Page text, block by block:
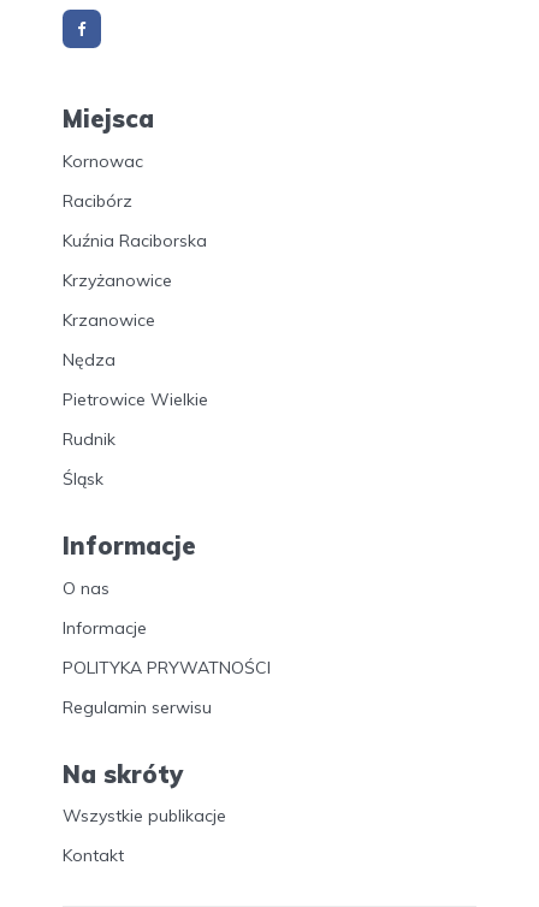
Miejsca
Kornowac
Racibórz
Kuźnia Raciborska
Krzyżanowice
Krzanowice
Nędza
Pietrowice Wielkie
Rudnik
Śląsk
Informacje
O nas
Informacje
POLITYKA PRYWATNOŚCI
Regulamin serwisu
Na skróty
Wszystkie publikacje
Kontakt